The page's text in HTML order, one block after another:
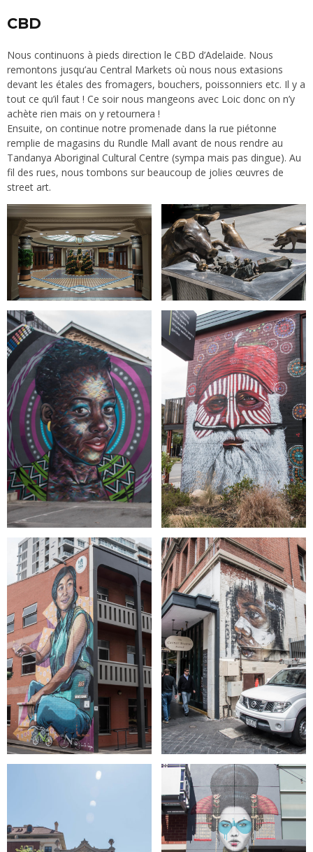
CBD
Nous continuons à pieds direction le CBD d’Adelaide. Nous
remontons jusqu’au Central Markets où nous nous extasions
devant les étales des fromagers, bouchers, poissonniers etc. Il y a
tout ce qu’il faut ! Ce soir nous mangeons avec Loic donc on n’y
achète rien mais on y retournera !
Ensuite, on continue notre promenade dans la rue piétonne
remplie de magasins du Rundle Mall avant de nous rendre au
Tandanya Aboriginal Cultural Centre (sympa mais pas dingue). Au
fil des rues, nous tombons sur beaucoup de jolies œuvres de
street art.